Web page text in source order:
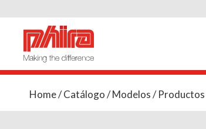
Home/Catálogo/Modelos/Productos